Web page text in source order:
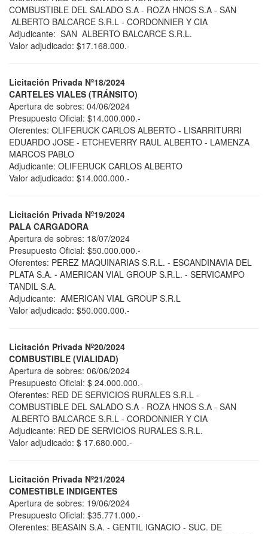
COMBUSTIBLE DEL SALADO S.A - ROZA HNOS S.A - SAN
ALBERTO BALCARCE S.R.L - CORDONNIER Y CIA
Adjudicante: SAN ALBERTO BALCARCE S.R.L.
Valor adjudicado: $17.168.000.-
Licitación Privada Nº18/2024
CARTELES VIALES (TRÁNSITO)
Apertura de sobres: 04/06/2024
Presupuesto Oficial: $14.000.000.-
Oferentes: OLIFERUCK CARLOS ALBERTO - LISARRITURRI
EDUARDO JOSE - ETCHEVERRY RAUL ALBERTO - LAMENZA
MARCOS PABLO
Adjudicante: OLIFERUCK CARLOS ALBERTO
Valor adjudicado: $14.000.000.-
Licitación Privada Nº19/2024
PALA CARGADORA
Apertura de sobres: 18/07/2024
Presupuesto Oficial: $50.000.000.-
Oferentes: PEREZ MAQUINARIAS S.R.L. - ESCANDINAVIA DEL
PLATA S.A. - AMERICAN VIAL GROUP S.R.L. - SERVICAMPO
TANDIL S.A.
Adjudicante: AMERICAN VIAL GROUP S.R.L
Valor adjudicado: $50.000.000.-
Licitación Privada Nº20/2024
COMBUSTIBLE (VIALIDAD)
Apertura de sobres: 06/06/2024
Presupuesto Oficial: $ 24.000.000.-
Oferentes: RED DE SERVICIOS RURALES S.R.L -
COMBUSTIBLE DEL SALADO S.A - ROZA HNOS S.A - SAN
ALBERTO BALCARCE S.R.L - CORDONNIER Y CIA
Adjudicante: RED DE SERVICIOS RURALES S.R.L.
Valor adjudicado: $ 17.680.000.-
Licitación Privada Nº21/2024
COMESTIBLE INDIGENTES
Apertura de sobres: 19/06/2024
Presupuesto Oficial: $35.771.000.-
Oferentes: BEASAIN S.A. - GENTIL IGNACIO - SUC. DE